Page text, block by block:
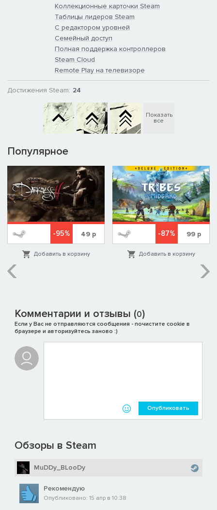
Коллекционные карточки Steam
Таблицы лидеров Steam
С редактором уровней
Семейный доступ
Полная поддержка контроллеров
Steam Cloud
Remote Play на телевизоре
Достижения Steam: 24
Показать
все
Популярное
-95% 49 р
Добавить в корзину
-87% 99р
Добавить в корзину
Комментарии и отзывы (0)
Если у Вас не отправляются сообщения - почистите cookie в
браузере и авторизуйтесь заново :)
Опубликовать
Обзоры в Steam
MuDDy_BLooDy
Рекомендую
Опубликовано: 15 апр в 10:38